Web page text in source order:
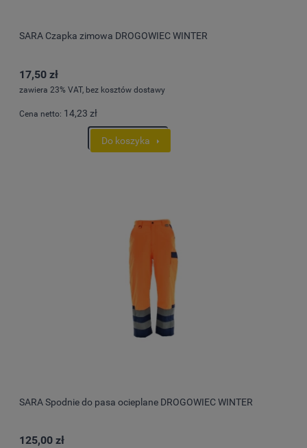
SARA Czapka zimowa DROGOWIEC WINTER
17,50 zł
zawiera 23% VAT, bez kosztów dostawy
Cena netto: 14,23 zł
Do koszyka
SARA Spodnie do pasa ocieplane DROGOWIEC WINTER
125,00 zł